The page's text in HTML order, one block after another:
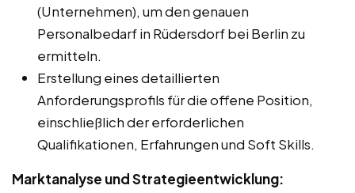
(Unternehmen), um den genauen
Personalbedarf in Rüdersdorf bei Berlin zu
ermitteln.
Erstellung eines detaillierten
Anforderungsprofils für die offene Position,
einschließlich der erforderlichen
Qualifikationen, Erfahrungen und Soft Skills.
Marktanalyse und Strategieentwicklung: